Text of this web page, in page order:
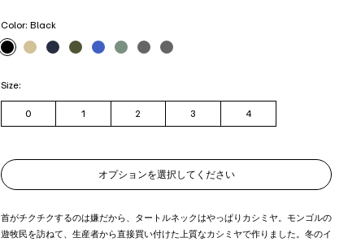
Color: Black
Size:
0
1 2 3 4
オプションを選択してください
首がチクチクするのは嫌だから、タートルネックはやっぱりカシミヤ。モンゴルの
遊牧民を訪ねて、生産者から直接買い付けた上質なカシミヤで作りました。冬のイ